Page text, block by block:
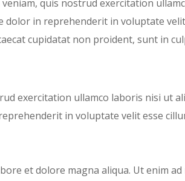
quis nostrud exercitation
dolor in reprehenderit in voluptate
cupidatat non proident, sunt in
exercitation ullamco laboris nisi ut
in voluptate velit esse
et dolore magna aliqua. Ut enim ad